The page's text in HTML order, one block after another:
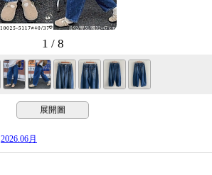
1 / 8
展開圖
2026.06月